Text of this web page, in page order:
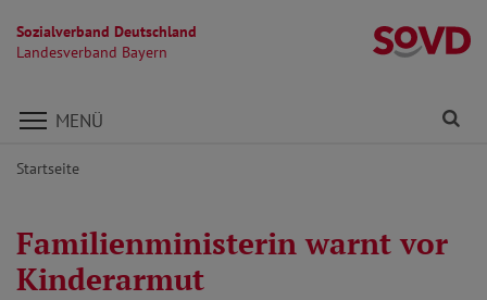
Sozialverband Deutschland
Landesverband Bayern
Direkt zu den Inhalten springen
MENÜ
Startseite
Familienministerin warnt vor
Kinderarmut